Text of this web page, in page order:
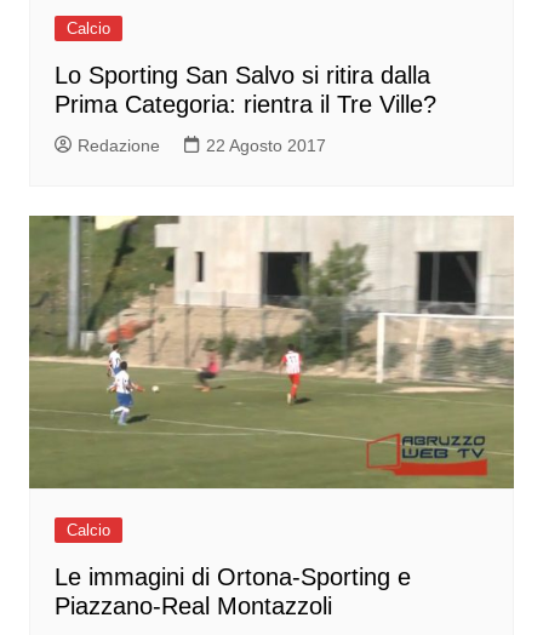
Calcio
Lo Sporting San Salvo si ritira dalla
Prima Categoria: rientra il Tre Ville?
Redazione 22 Agosto 2017
Calcio
Le immagini di Ortona-Sporting e
Piazzano-Real Montazzoli